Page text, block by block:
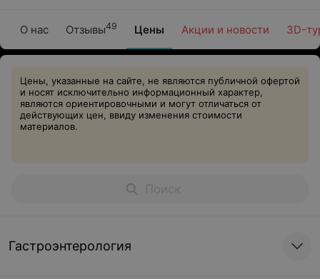
О нас Отзывы49 Цены Акции и новости 3D-
Цены, указанные на сайте, не являются публичной офертой
и носят исключительно информационный характер,
являются ориентировочными и могут отличаться от
действующих цен, ввиду изменения стоимости
материалов.
Гастроэнтерология